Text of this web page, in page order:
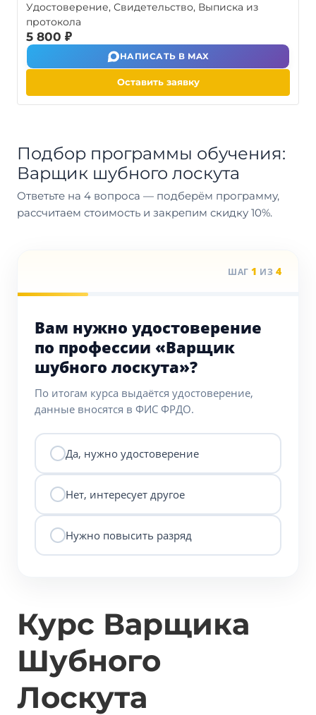
Удостоверение, Свидетельство, Выписка из
протокола
5 800 ₽
НАПИСАТЬ В MAX
Оставить заявку
Подбор программы обучения:
Варщик шубного лоскута
Ответьте на 4 вопроса — подберём программу,
рассчитаем стоимость и закрепим скидку 10%.
ШАГ 1 ИЗ 4
Вам нужно удостоверение
по профессии «Варщик
шубного лоскута»?
По итогам курса выдаётся удостоверение,
данные вносятся в ФИС ФРДО.
Да, нужно удостоверение
Нет, интересует другое
Нужно повысить разряд
Курс Варщика
Шубного
Лоскута